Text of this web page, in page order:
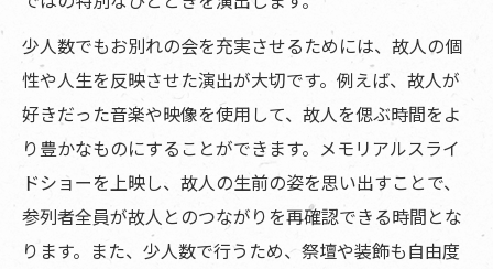
少人数でもお別れの会を充実させるためには、故人の個
性や人生を反映させた演出が大切です。例えば、故人が
好きだった音楽や映像を使用して、故人を偲ぶ時間をよ
り豊かなものにすることができます。メモリアルスライ
ドショーを上映し、故人の生前の姿を思い出すことで、
参列者全員が故人とのつながりを再確認できる時間とな
ります。また、少人数で行うため、祭壇や装飾も自由度